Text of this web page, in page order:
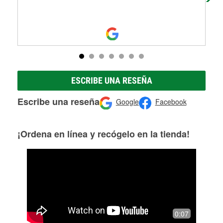
ESCRIBE UNA RESEÑA
Escribe una reseña Google Facebook
¡Ordena en línea y recógelo en la tienda!
0:07